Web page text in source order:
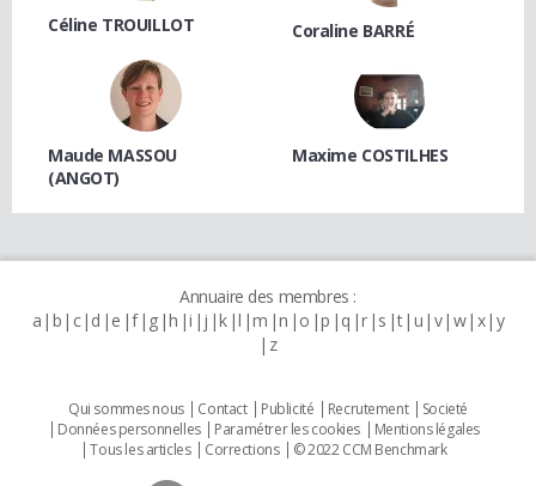
Céline TROUILLOT Coraline BARRÉ
Maude MASSOU
(ANGOT)
Maxime COSTILHES
Annuaire des membres :
a b c d e f g h i j k l m n o p q r s t u v w x y
z
Qui sommes nous Contact Publicité Recrutement
Societé
Données personnelles
Paramétrer les cookies
Mentions légales
Tous les articles
Corrections © 2022 CCM Benchmark